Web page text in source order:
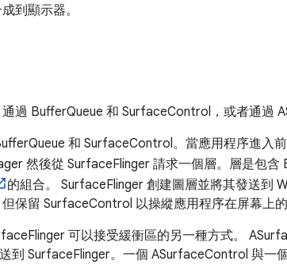
到顯示器。
過 BufferQueue 和 SurfaceControl，或者通過
和 SurfaceControl。當應用程序進入
然後從 SurfaceFlinger 請求一個層。層是包含
的組合。 SurfaceFlinger 創建圖層並將其發送到
保留 SurfaceControl 以操縱應用程序在屏幕上的
可以接受緩衝區的另一種方式。
到 SurfaceFlinger。一個 ASurfaceControl 與一